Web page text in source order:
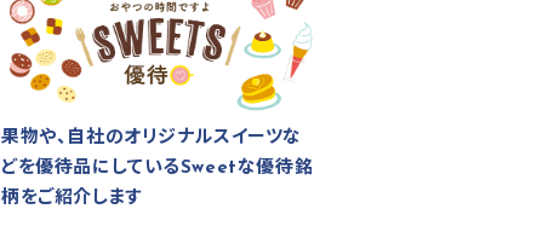
果物や、自社のオリジナルスイーツな
どを優待品にしているSweetな優待銘
柄をご紹介します